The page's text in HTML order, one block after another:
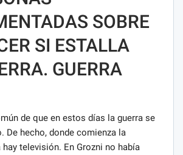
SOBRE
SI ESTALLA
GUERRA
de que en estos días la guerra se
De hecho, donde comienza la
televisión. En Grozni no había